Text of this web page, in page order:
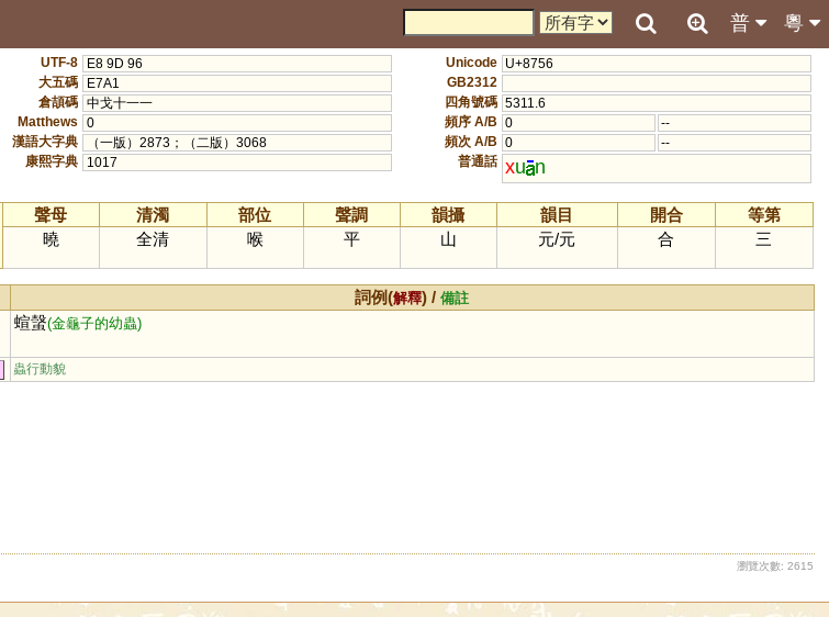
粵
普
UTF-8
E8 9D 96
大五碼
E7A1
倉頡碼 中戈十一一
Matthews
0
漢語大字典
（一版）2873；（二版）3068
康熙字典
1017
Unicode U+8756
GB2312
四角號碼 5311.6
頻序 A/B 0
--
頻次 A/B 0
--
普通話 xu n
聲母 清濁 部位 聲調 韻攝 韻目 開合
等第
曉
全清 喉 平 山 元/元 合 三
詞例(解釋) /備註
蝖螜(金龜子的幼蟲)
蟲行動貌
瀏覽次數: 2615